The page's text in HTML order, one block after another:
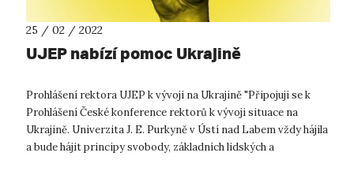
25 / 02 / 2022
UJEP nabízí pomoc Ukrajině
Prohlášení rektora UJEP k vývoji na Ukrajině "Připojuji se k
Prohlášení České konference rektorů k vývoji situace na
Ukrajině. Univerzita J. E. Purkyně v Ústí nad Labem vždy hájila
a bude hájit principy svobody, základních lidských a